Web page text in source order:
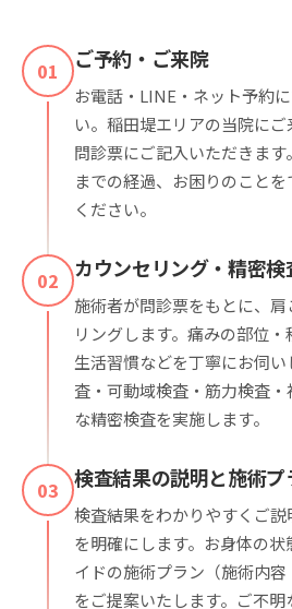
01 ご予約・ご来院
お電話・LINE・ネット予約
い。稲田堤エリアの当院に
問診票にご記入いただきま
までの経過、お困りのこと
ください。
02 カウンセリング・精密検
施術者が問診票をもとに、
リングします。痛みの部位
生活習慣などを丁寧にお伺
査・可動域検査・筋力検査
な精密検査を実施します。
03 検査結果の説明と施術
検査結果をわかりやすくご
を明確にします。お身体の
イドの施術プラン（施術内容
をご提案いたします。ご不